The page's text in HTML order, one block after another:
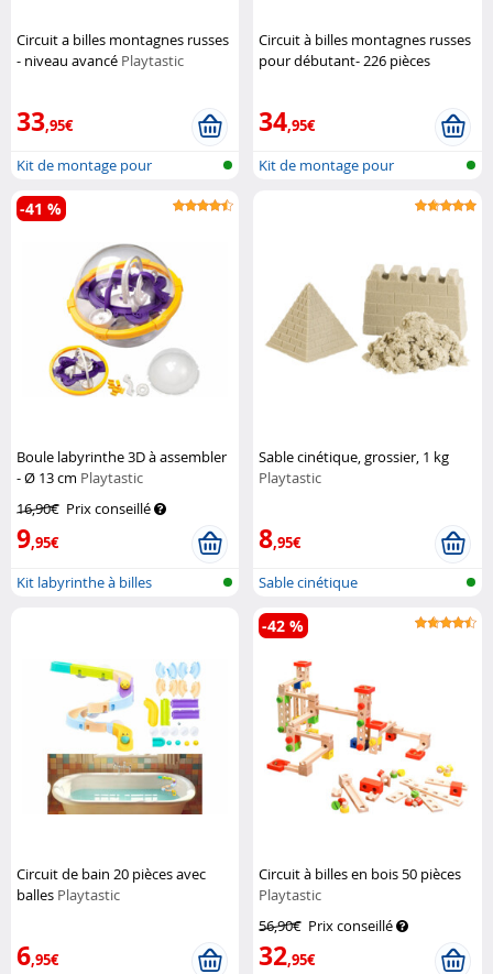
Circuit a billes montagnes russes
- niveau avancé Playtastic
33,95€
Kit de montage pour
montagne russe...
Circuit à billes montagnes russes
pour débutant- 226 pièces
34,95€
Kit de montage pour
Boule labyrinthe 3D à assembler
- Ø 13 cm Playtastic
16,90€ Prix conseillé
9,95€
-41 %
Kit labyrinthe à billes
Sable cinétique, grossier, 1 kg
Playtastic
8,95€
Sable cinétique
Circuit de bain 20 pièces avec
balles Playtastic
6,95€
Circuit à billes en bois 50 pièces
Playtastic
56,90€ Prix conseillé
32,95€
-42 %